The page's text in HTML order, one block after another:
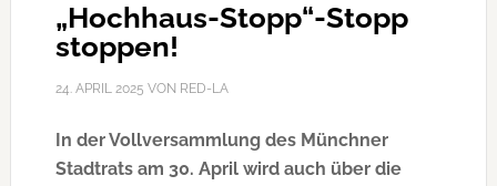
„Hochhaus-Stopp“-Stopp
stoppen!
24. APRIL 2025 VON RED-LA
In der Vollversammlung des Münchner
Stadtrats am 30. April wird auch über die